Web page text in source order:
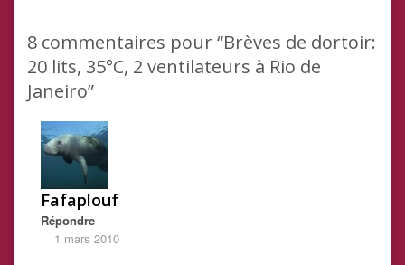
8 commentaires pour “Brèves de dortoir:
20 lits, 35°C, 2 ventilateurs à Rio de
Janeiro”
Fafaplouf
Répondre
1 mars 2010